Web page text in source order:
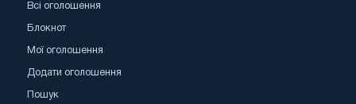
Всі оголошення
Блокнот
Мої оголошення
Додати оголошення
Пошук